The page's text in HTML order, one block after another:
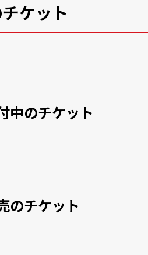
ケット
中のチケット
のチケット